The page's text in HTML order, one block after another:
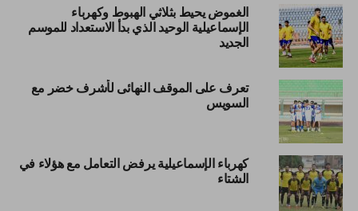
الغموض يحيط بثلاثي الهبوط وكهرباء
الإسماعيلية الوحيد الذي بدأ الاستعداد للموسم
الجديد
تعرف على الموقف النهائى لأشرف خضر مع
السويس
كهرباء الإسماعيلية يرفض التعامل مع هؤلاء في
الشتاء